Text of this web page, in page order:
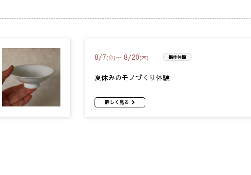
8/7(金)〜 8/20(木) 製作体験
夏休みのモノづくり体験
詳しく見る